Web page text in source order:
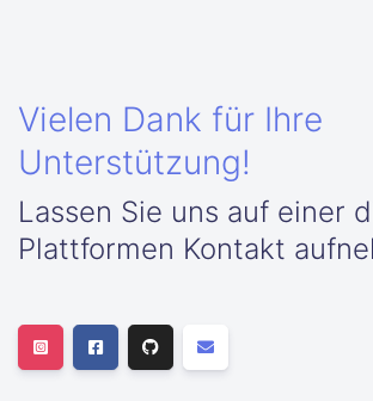
Vielen Dank für Ihre
Unterstützung!
Lassen Sie uns auf einer
Plattformen Kontakt